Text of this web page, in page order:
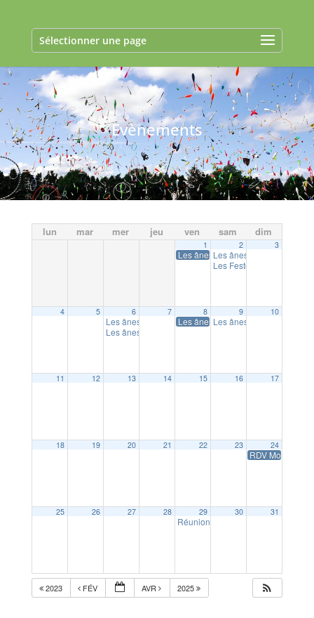
Sélectionner une page
Evènements
lun mar mer jeu ven sam dim
1
Les ânes du canal : Stage petit
2
Les ânes du canal :
Les Festous : soirée
3
4 5 6
Les ânes du canal : atelier mini fermier (18 mois à 6
Les ânes du canal : Atelier « fermier d’un soir »
7 8
Les ânes du canal : Stage petit
9
Les ânes du canal :
10
11 12 13 14 15 16 17
18 19 20 21 22 23 24
RDV Motoclub
25 26 27 28 29
Réunion de préparation des
30 31
2023 FÉV AVR 2025